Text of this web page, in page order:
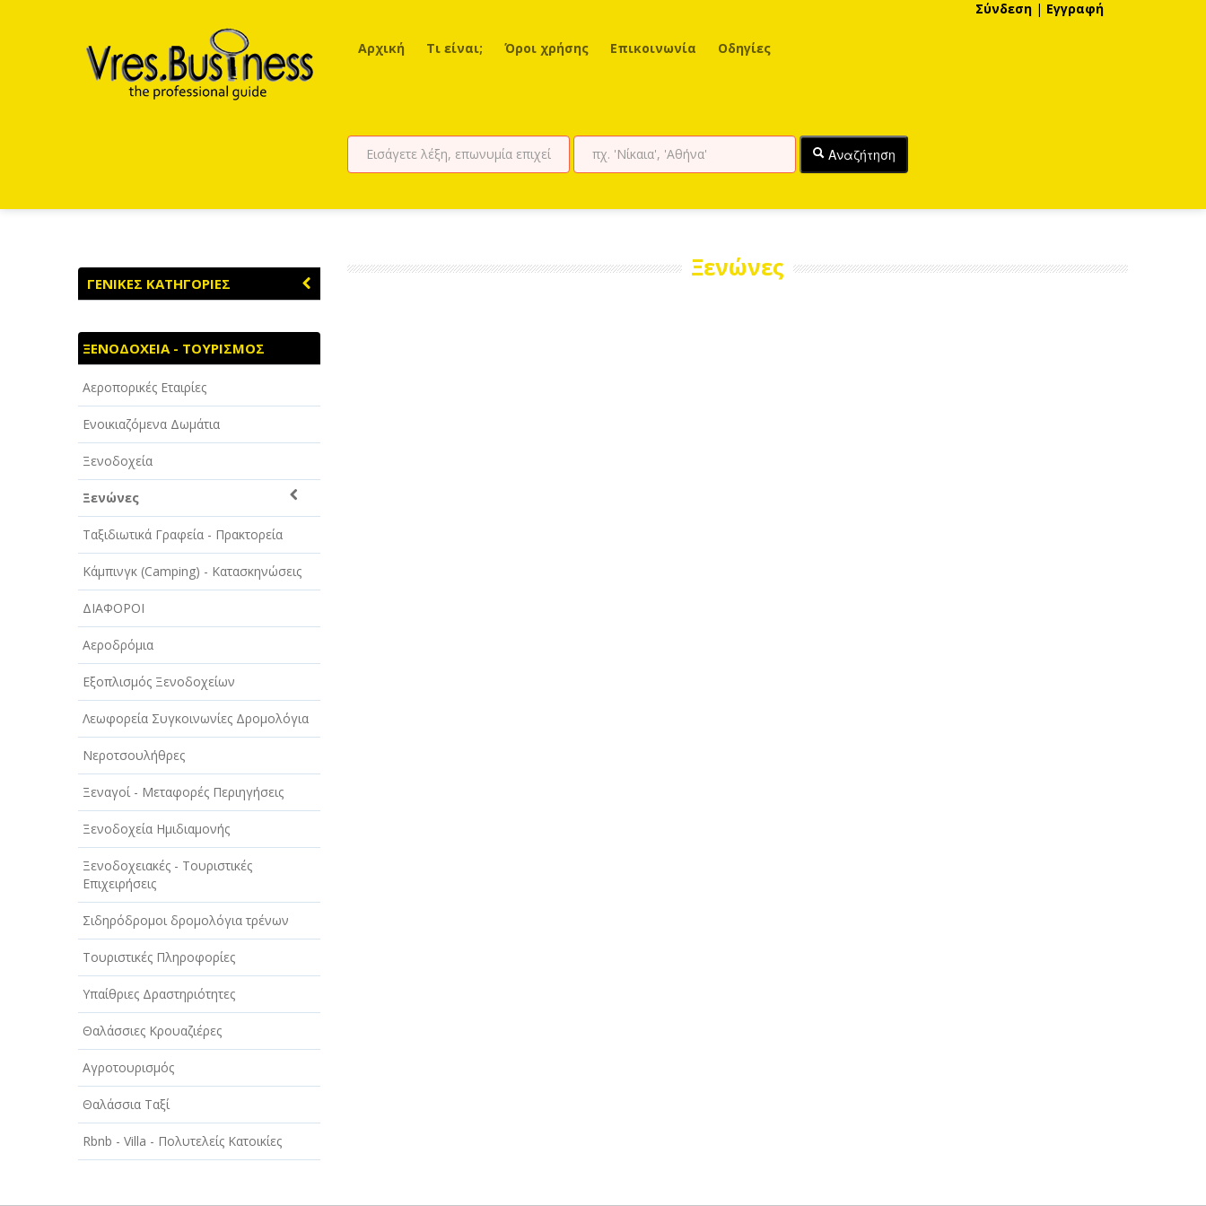
Αρχική Τι είναι; Όροι χρήσης Επικοινωνία Οδηγίες
Σύνδεση | Εγγραφή
Αναζήτηση
ΓΕΝΙΚΕΣ ΚΑΤΗΓΟΡΙΕΣ
ΑΓΡΟΤΙΚΑ - ΚΤΗΝΟΤΡΟΦΙΚΑ
ΑΘΛΗΤΙΣΜΟΣ
ΑΥΤΟΚΙΝΗΤΑ - ΜΗΧΑΝΕΣ - ΣΚΑΦΗ
ΔΙΑΣΚΕΔΑΣΗ - ΨΥΧΑΓΩΓΙΑ - ΤΕΧΝΕΣ
ΔΙΑΦΗΜΙΣΗ - ΜΜΕ
ΕΚΚΛΗΣΙΕΣ - ΦΙΛΑΝΘΡΩΠΙΚΑ
ΣΩΜΑΤΕΙΑ
ΕΚΠΑΙΔΕΥΣΗ - ΣΧΟΛΕΣ
ΕΜΠΟΡΙΟ - ΕΜΠΟΡΙΚΑ ΚΑΤΑΣΤΗΜΑΤΑ
ΕΡΓΟΣΤΑΣΙΑ - ΒΙΟΜΗΧΑΝΙΕΣ
ΞΕΝΟΔΟΧΕΙΑ - ΤΟΥΡΙΣΜΟΣ
ΟΜΟΡΦΙΑ
ΠΑΡΟΧΗ ΥΠΗΡΕΣΙΩΝ
ΤΕΧΝΙΚΑ - ΚΑΤΑΣΚΕΥΑΣΤΙΚΑ
ΤΕΧΝΟΛΟΓΙΑ
ΥΓΕΙΑ - ΙΑΤΡΟΙ
ΦΑΓΗΤΟ
ΞΕΝΟΔΟΧΕΙΑ - ΤΟΥΡΙΣΜΟΣ
Αεροπορικές Εταιρίες
Ενοικιαζόμενα Δωμάτια
Ξενοδοχεία
Ξενώνες
Ταξιδιωτικά Γραφεία - Πρακτορεία
Κάμπινγκ (Camping) - Κατασκηνώσεις
ΔΙΑΦΟΡΟΙ
Αεροδρόμια
Εξοπλισμός Ξενοδοχείων
Λεωφορεία Συγκοινωνίες Δρομολόγια
Νεροτσουλήθρες
Ξεναγοί - Μεταφορές Περιηγήσεις
Ξενοδοχεία Ημιδιαμονής
Ξενοδοχειακές - Τουριστικές
Επιχειρήσεις
Σιδηρόδρομοι δρομολόγια τρένων
Τουριστικές Πληροφορίες
Υπαίθριες Δραστηριότητες
Θαλάσσιες Κρουαζιέρες
Αγροτουρισμός
Θαλάσσια Ταξί
Rbnb - Villa - Πολυτελείς Κατοικίες
Ξενώνες